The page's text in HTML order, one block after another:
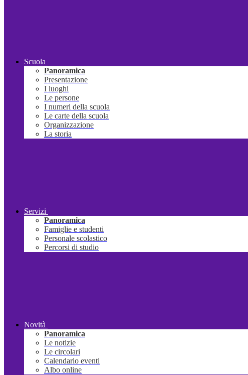
Scuola
Panoramica
Presentazione
I luoghi
Le persone
I numeri della scuola
Le carte della scuola
Organizzazione
La storia
Servizi
Panoramica
Famiglie e studenti
Personale scolastico
Percorsi di studio
Novità
Panoramica
Le notizie
Le circolari
Calendario eventi
Albo online